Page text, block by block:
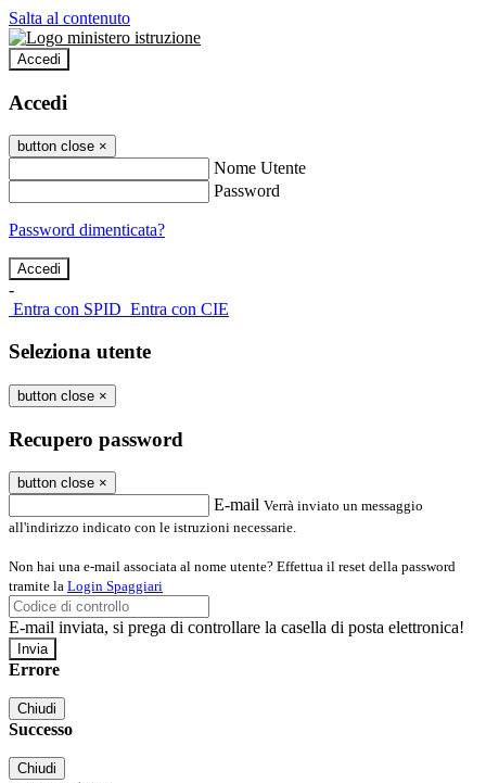
Salta al contenuto
Accedi
Accedi
button close ×
Nome Utente
Password
Password dimenticata?
-
Entra con SPID Entra con CIE
Seleziona utente
button close ×
Recupero password
button close ×
E-mail Verrà inviato un messaggio
all'indirizzo indicato con le istruzioni necessarie.
Non hai una e-mail associata al nome utente? Effettua il reset della password
tramite la Login Spaggiari
E-mail inviata, si prega di controllare la casella di posta elettronica!
Errore
Chiudi
Successo
Chiudi